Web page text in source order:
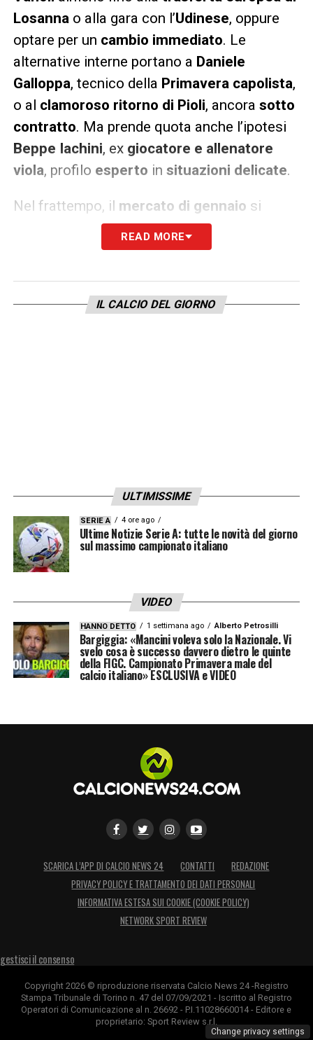
Losanna o alla gara con l’Udinese, oppure
optare per un cambio immediato. Le
alternative interne portano a Daniele
Galloppa, tecnico della Primavera capolista,
o al clamoroso ritorno di Pioli, ancora sotto
contratto. Ma prende quota anche l’ipotesi
Beppe Iachini, ex giocatore e allenatore
viola, profilo esperto in situazioni delicate.
Nel frattempo, il mercato di gennaio si
dirigenzadovrà fare i conti con
che hadeluso le aspettative
hanno inciso, saràcomplicato. L’incubo
si fa sempre piùconcreto
READ MORE
IL CALCIO DEL GIORNO
ULTIMISSIME
SERIE A 4 ore ago
Ultime Notizie Serie A: tutte le novità del giorno
sul massimo campionato italiano
VIDEO
HANNO DETTO 1 settimana ago Alberto Petrosilli
Bargiggia: «Mancini voleva solo la Nazionale. Vi
svelo cosa è successo davvero dietro le quinte
della FIGC. Campionato Primavera male del
calcio italiano» ESCLUSIVA e VIDEO
SCARICA L’APP DI CALCIO NEWS 24 CONTATTI
REDAZIONE
PRIVACY POLICY E TRATTAMENTO DEI DATI PERSONALI
INFORMATIVA ESTESA SUI COOKIE (COOKIE POLICY)
NETWORK SPORT REVIEW
gestisci il consenso
Copyright 2026 © riproduzione riservata Calcio News 24 -Registro
Stampa Tribunale di Torino n. 47 del 07/09/2021 - Iscritto al Registro
Operatori di Comunicazione al n. 26692 - P.I.11028660014 - Editore e
proprietario: Sport Review s.r.l.
Change privacy settings